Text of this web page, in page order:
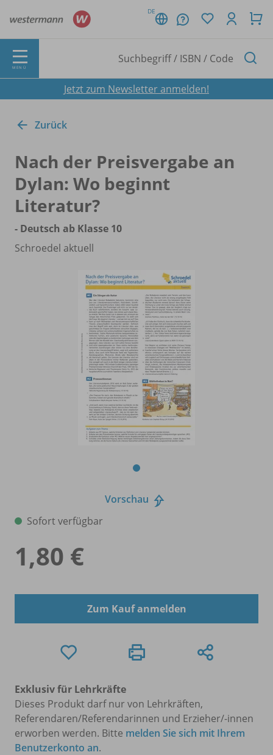
DE
MENÜ
Jetzt zum Newsletter anmelden!
Zurück
Nach der Preisvergabe an
Dylan: Wo beginnt
Literatur?
- Deutsch ab Klasse 10
Schroedel aktuell
Vorschau
Sofort verfügbar
1,80 €
Zum Kauf anmelden
Exklusiv für Lehrkräfte
Dieses Produkt darf nur von Lehrkräften,
Referendaren/Referendarinnen und Erzieher/-innen
erworben werden. Bitte melden Sie sich mit Ihrem
Benutzerkonto an.